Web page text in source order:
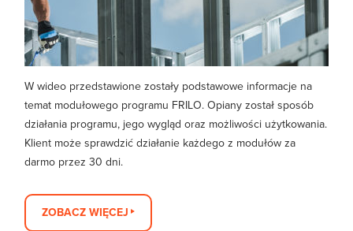
W wideo przedstawione zostały podstawowe informacje na
temat modułowego programu FRILO. Opiany został sposób
działania programu, jego wygląd oraz możliwości użytkowania.
Klient może sprawdzić działanie każdego z modułów za
darmo przez 30 dni.
ZOBACZ WIĘCEJ